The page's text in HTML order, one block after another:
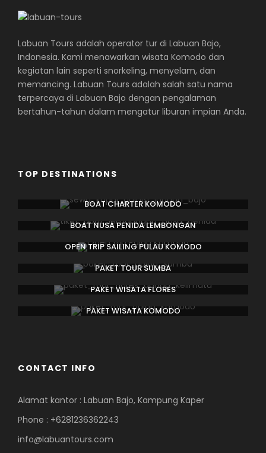
Labuan Tours adalah operator tur di Labuan Bajo,
Indonesia. Kami menawarkan wisata Komodo dan
kegiatan lain seperti snorkeling, menyelam, dan
memancing. Labuan Tours adalah salah satu nama
terpercaya di Labuan Bajo dengan pengalaman
bertahun-tahun dalam mengatur liburan impian Anda.
TOP DESTINATIONS
BOAT CHARTER KOMODO
BOAT NUSA PENIDA LEMBONGAN
OPEN TRIP SAILING PULAU KOMODO
PAKET TOUR SUMBA
PAKET WISATA FLORES
PAKET WISATA KOMODO
CONTACT INFO
Alamat kantor : Labuan Bajo, Kampung Kaper
Phone : +6281236362243
info@labuantours.com